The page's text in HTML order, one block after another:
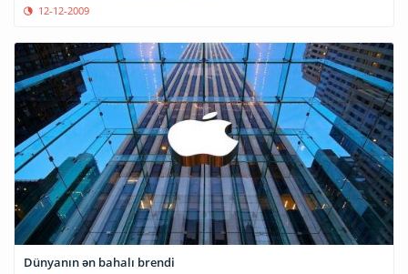
12-12-2009
Dünyanın ən bahalı brendi